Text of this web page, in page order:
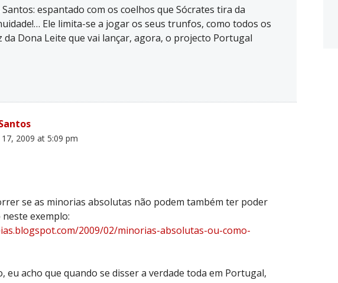
espantado com os coelhos que Sócrates tira da
Ele limita-se a jogar os seus trunfos, como todos os
da Dona Leite que vai lançar, agora, o projecto Portugal
2009 at 5:09 pm
se as minorias absolutas não podem também ter poder
exemplo:
2009/02/minorias-absolutas-ou-como-
eu acho que quando se disser a verdade toda em Portugal,